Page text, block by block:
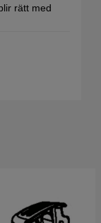
rätt med